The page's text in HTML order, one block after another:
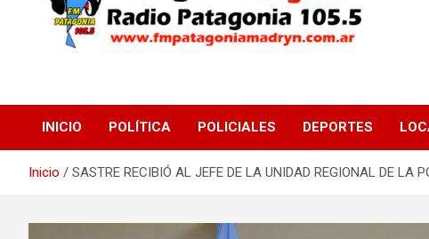
FM Patagonia Madryn
INICIO POLÍTICA POLICIALES DEPORTES
Inicio SASTRE RECIBIÓ AL JEFE DE LA UNIDAD REGIONAL DE LA